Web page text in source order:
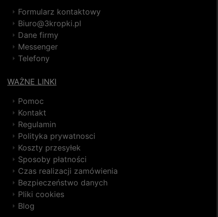
Formularz kontaktowy
Biuro@3kropki.pl
Dane firmy
Messenger
Telefony
WAŻNE LINKI
Pomoc
Kontakt
Regulamin
Polityka prywatnosci
Koszty przesyłek
Sposoby płatności
Czas realizacji zamówienia
Bezpieczeństwo danych
Pliki cookies
Blog